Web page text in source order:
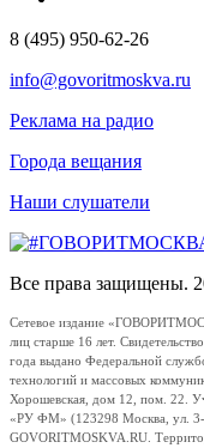
8 (495) 950-62-26
info@govoritmoskva.ru
Реклама на радио
Города вещания
Наши слушатели
Все права защищены.
Сетевое издание
лиц старше 16 лет.
года выдано Федеральной
технологий и массовых
Хорошевская, дом 12, пом. 22.
«РУ ФМ» (123298 Москва, ул. 3-
GOVORITMOSKVA.RU.